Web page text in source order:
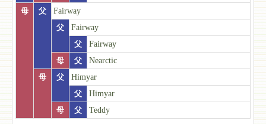
母
父
Fairway
父
Fairway
父
Fairway
母
父
Nearctic
母
父
Himyar
父
Himyar
母
父 Teddy